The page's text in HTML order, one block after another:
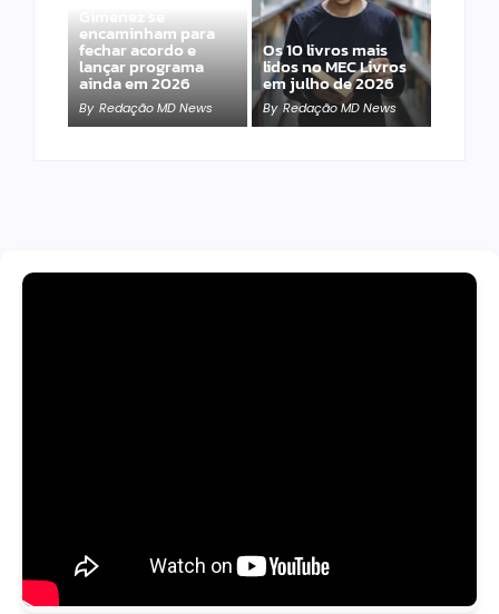
Gimenez se
encaminham para
fechar acordo e
lançar programa
ainda em 2026
By Redação MD News
Os 10 livros mais
lidos no MEC Livros
em julho de 2026
By Redação MD News